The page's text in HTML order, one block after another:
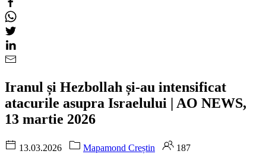
Iranul și Hezbollah și-au intensificat
atacurile asupra Israelului | AO NEWS,
13 martie 2026
13.03.2026 Mapamond Creștin
187